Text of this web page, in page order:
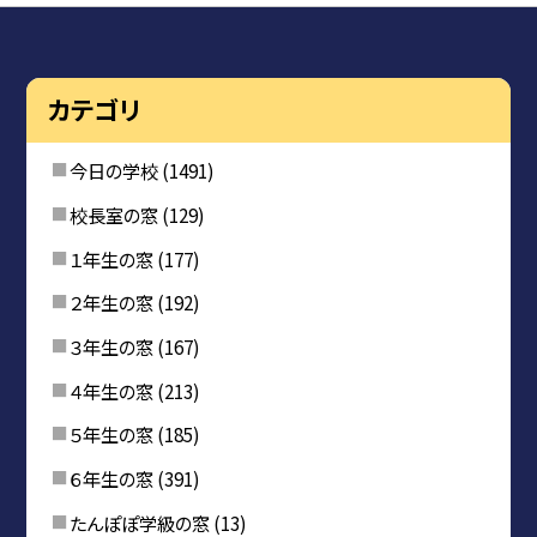
カテゴリ
今日の学校(1491)
校長室の窓(129)
１年生の窓(177)
２年生の窓(192)
３年生の窓(167)
４年生の窓(213)
５年生の窓(185)
６年生の窓(391)
たんぽぽ学級の窓(13)